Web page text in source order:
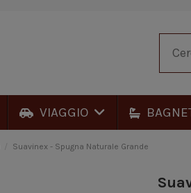
VIAGGIO
Suavinex - Spugna Naturale Grande